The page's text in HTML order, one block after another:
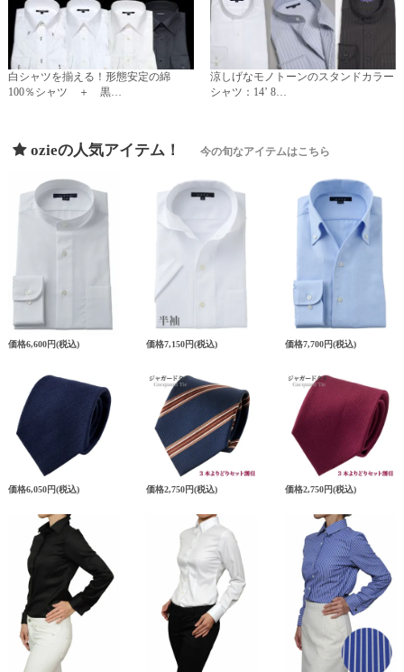
白シャツを揃える！形態安定の綿
100％シャツ ＋ 黒…
涼しげなモノトーンのスタンドカラー
シャツ：14’ 8…
ozieの人気アイテム！ 今の旬なアイテムはこちら
価格6,600円(税込) 価格7,150円(税込) 価格7,700円(税込)
価格6,050円(税込) 価格2,750円(税込) 価格2,750円(税込)